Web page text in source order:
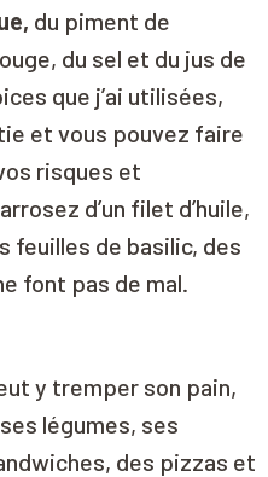
du piment de
du sel et du jus de
que j’ai utilisées,
et vous pouvez faire
risques et
d’un filet d’huile,
feuilles de basilic, des
font pas de mal.
y tremper son pain,
légumes, ses
des pizzas et